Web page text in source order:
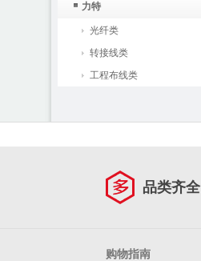
力特
光纤类
转接线类
工程布线类
品类齐
购物指南